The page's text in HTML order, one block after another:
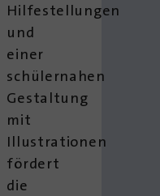
Hilfestellungen
und
einer
schülernahen
Gestaltung
mit
Illustrationen
fördert
die